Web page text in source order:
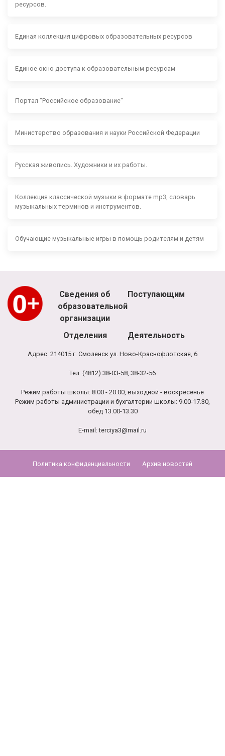
ресурсов.
Единая коллекция цифровых образовательных ресурсов
Единое окно доступа к образовательным ресурсам
Портал "Российское образование"
Министерство образования и науки Российской Федерации
Русская живопись. Художники и их работы.
Коллекция классической музыки в формате mp3, словарь
музыкальных терминов и инструментов.
Обучающие музыкальные игры в помощь родителям и детям
Сведения об
образовательной
организации
Поступающим
Отделения Деятельность
Адрес: 214015 г. Смоленск ул. Ново-Краснофлотская, 6
Тел: (4812) 38-03-58, 38-32-56
Режим работы школы: 8.00 - 20.00, выходной - воскресенье
Режим работы администрации и бухгалтерии школы: 9.00-17.30,
обед 13.00-13.30
E-mail:terciya3@mail.ru
Политика конфиденциальности Архив новостей